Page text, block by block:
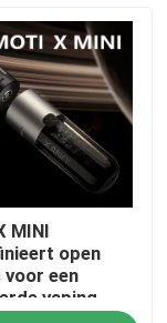
MINI
open
voor een
vaping-